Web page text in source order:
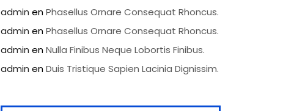
admin enPhasellus Ornare Consequat Rhoncus.
admin enPhasellus Ornare Consequat Rhoncus.
admin enNulla Finibus Neque Lobortis Finibus.
admin enDuis Tristique Sapien Lacinia Dignissim.